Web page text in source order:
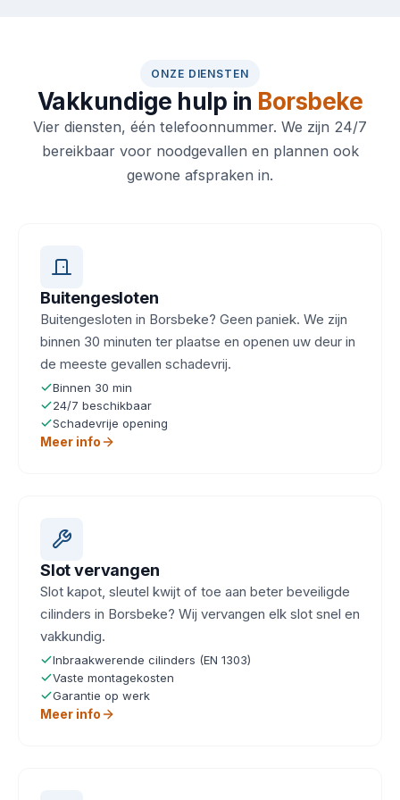
ONZE DIENSTEN
Vakkundige hulp in Borsbeke
Vier diensten, één telefoonnummer. We zijn 24/7
bereikbaar voor noodgevallen en plannen ook
gewone afspraken in.
Buitengesloten
Buitengesloten in Borsbeke? Geen paniek. We zijn
binnen 30 minuten ter plaatse en openen uw deur in
de meeste gevallen schadevrij.
Binnen 30 min
24/7 beschikbaar
Schadevrije opening
Meer info
Slot vervangen
Slot kapot, sleutel kwijt of toe aan beter beveiligde
cilinders in Borsbeke? Wij vervangen elk slot snel en
vakkundig.
Inbraakwerende cilinders (EN 1303)
Vaste montagekosten
Garantie op werk
Meer info